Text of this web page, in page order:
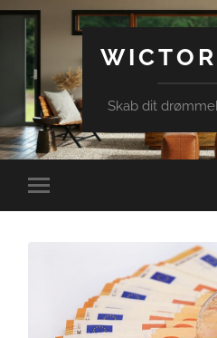
Skab dit
Toggle
mobile